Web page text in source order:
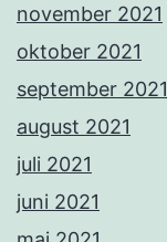
november 2021
oktober 2021
september 2021
august 2021
juli 2021
juni 2021